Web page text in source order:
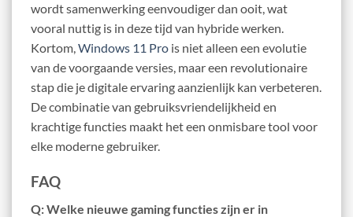
wordt samenwerking eenvoudiger dan ooit, wat
vooral nuttig is in deze tijd van hybride werken.
Kortom,Windows 11 Pro is niet alleen een evolutie
van de voorgaande versies, maar een revolutionaire
stap die je digitale ervaring aanzienlijk kan verbeteren.
De combinatie van gebruiksvriendelijkheid en
krachtige functies maakt het een onmisbare tool voor
elke moderne gebruiker.
FAQ
Q: Welke nieuwe gaming functies zijn er in